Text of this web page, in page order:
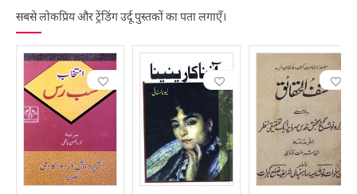
सबसे लोकप्रिय और ट्रेंडिंग उर्दू पुस्तकों का पता लगाएँ।